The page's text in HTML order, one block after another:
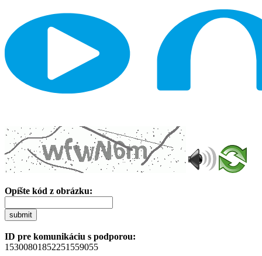
Opíšte kód z obrázku:
submit
ID pre komunikáciu s podporou:
15300801852251559055